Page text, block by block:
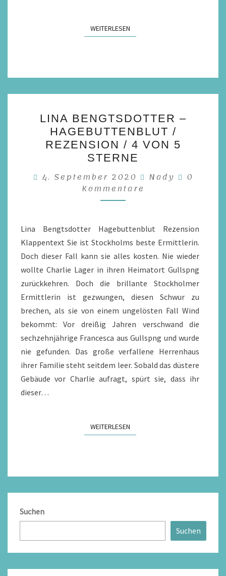
WEITERLESENWEITERLESEN
BENGTSDOTTER
–
HAGEBUTTENBLUT
/
REZENSION
/
4
5
STERNE
LINA BENGTSDOTTER –
HAGEBUTTENBLUT /
REZENSION / 4 VON 5
STERNE
4. September 2020 Nady
0
Kommentare
Lina Bengtsdotter Hagebuttenblut Rezension
Klappentext Sie ist Stockholms beste Ermittlerin.
Doch dieser Fall kann sie alles kosten. Nie wieder
wollte Charlie Lager in ihren Heimatort Gullspng
zurückkehren. Doch die brillante Stockholmer
Ermittlerin ist gezwungen, diesen Schwur zu
brechen, als sie von einem ungelösten Fall Wind
bekommt: Vor dreißig Jahren verschwand die
sechzehnjährige Francesca aus Gullspng und wurde
nie gefunden. Das große verfallene Herrenhaus
ihrer Familie steht seitdem leer. Sobald das düstere
Gebäude vor Charlie aufragt, spürt sie, dass ihr
dieser…
WEITERLESENWEITERLESEN
Suchen
Suchen